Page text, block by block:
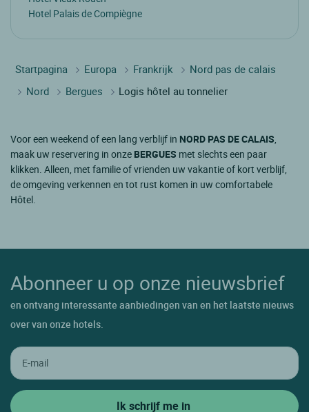
Hotel Palais de Compiègne
Startpagina Europa Frankrijk
Nord pas de calais
Nord
Bergues Logis hôtel au tonnelier
Voor een weekend of een lang verblijf in NORD PAS DE CALAIS
maak uw reservering in onze BERGUES met slechts een paar
klikken. Alleen, met familie of vrienden uw vakantie of kort verblijf,
de omgeving verkennen en tot rust komen in uw comfortabele
Hôtel.
Abonneer u op onze nieuwsbrief
en ontvang interessante aanbiedingen van en het laatste nieuws
over van onze hotels.